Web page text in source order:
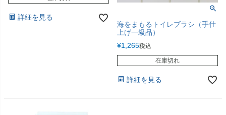
詳細を見る
海をまもるトイレブラシ（手仕
上げ一級品）
¥1,265税込
在庫切れ
詳細を見る